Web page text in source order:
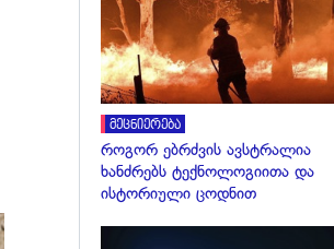
მეცნიერება
როგორ ებრძვის ავსტრალია
ხანძრებს ტექნოლოგიითა და
ისტორიული ცოდნით